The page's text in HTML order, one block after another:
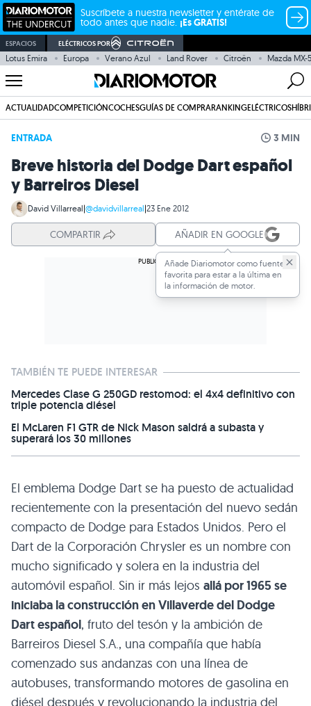
Suscríbete a nuestra newsletter y entérate de
todo antes que nadie. ¡Es GRATIS!
ESPACIOS ELÉCTRICOS POR
Lotus Emira Europa Verano Azul Land Rover Citroën Mazda MX-5
ACTUALIDADCOMPETICIÓNCOCHESGUÍAS DE COMPRARANKINGELÉCTRICOS
ENTRADA 3 MIN
Breve historia del Dodge Dart español
y Barreiros Diesel
David Villarreal|@davidvillarreal|23 Ene 2012
COMPARTIR AÑADIR EN GOOGLE
Añade Diariomotor como fuente
favorita para estar a la última en
la información de motor.
TAMBIÉN TE PUEDE INTERESAR
Mercedes Clase G 250GD restomod: el 4x4 definitivo con
triple potencia diésel
El McLaren F1 GTR de Nick Mason saldrá a subasta y
superará los 30 millones
El emblema Dodge Dart se ha puesto de actualidad
recientemente con la presentación del nuevo sedán
compacto de Dodge para Estados Unidos. Pero el
Dart de la Corporación Chrysler es un nombre con
mucho significado y solera en la industria del
automóvil español. Sin ir más lejos allá por 1965 se
iniciaba la construcción en Villaverde del Dodge
Dart español, fruto del tesón y la ambición de
Barreiros Diesel S.A., una compañía que había
comenzado sus andanzas con una línea de
autobuses, transformando motores de gasolina en
diésel después y revolucionando la industria del